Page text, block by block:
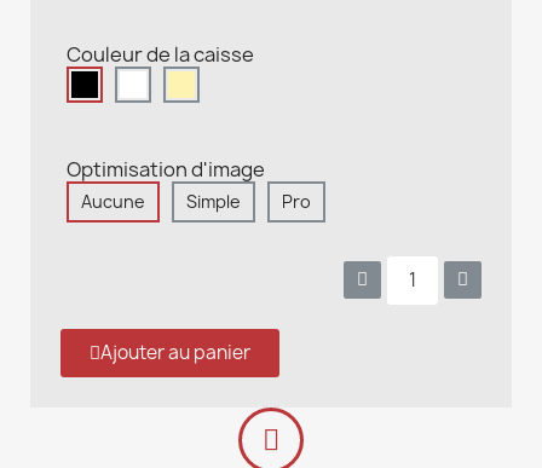
Couleur de la caisse
Optimisation d'image
Aucune Simple Pro
Ajouter au panier